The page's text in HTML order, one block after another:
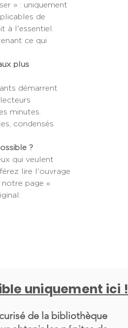
» : uniquement
de
à l'essentiel.
ce qui
plus
démarrent
minutes.
condensés
?
qui veulent
lire l'ouvrage
page «
uniquement ici !
de la bibliothèque